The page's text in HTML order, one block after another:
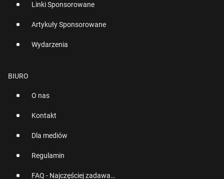
Linki Sponsorowane
Artykuły Sponsorowane
Wydarzenia
BIURO
O nas
Kontakt
Dla mediów
Regulamin
FAQ - Najczęściej zadawane pytania